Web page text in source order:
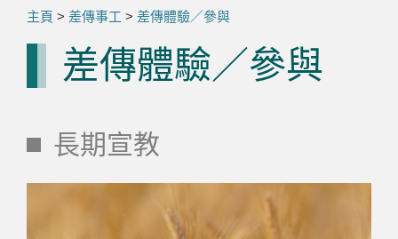
主頁 > 差傳事工 > 差傳體驗／參與
差傳體驗／參與
長期宣教